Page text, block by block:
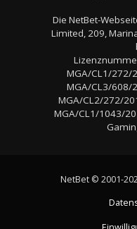
Die NetBet-
Limited, 209,
MGA/CL1/272/
MGA/CL3/608/
MGA/CL2/272/
MGA/CL1/1043/
NetBet © 2001-